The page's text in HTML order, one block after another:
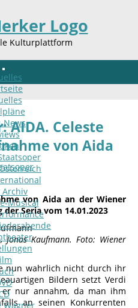
Kulturplattform
News
Archiv
Musical
Wagner
AIDA. Celeste
von Aida
von Aida an der Wiener
Seria vom 14.01.2023
Jonas Kaufmann. Foto: Wiener
nun wahrlich nicht durch ihr
Bildern setzt Verdi
nur annahm, da man ihm
an seinen Konkurrenten